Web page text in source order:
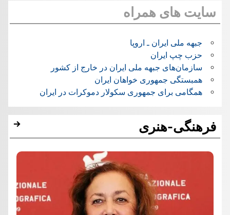
سایت های همراه
جبهه ملی ایران ـ اروپا
حزب چپ ایران
سازمان‌های جبهه ملی ایران در خارج از کشور
همبستگی جمهوری خواهان ایران
همگامی برای جمهوری سکولار دموکرات در ایران
فرهنگی-هنری